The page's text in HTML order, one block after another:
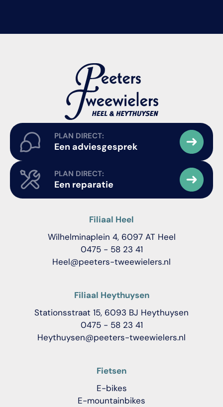
PLAN DIRECT:
Een adviesgesprek
PLAN DIRECT:
Een reparatie
Filiaal Heel
Wilhelminaplein 4, 6097 AT Heel
0475 - 58 23 41
Heel@peeters-tweewielers.nl
Filiaal Heythuysen
Stationsstraat 15, 6093 BJ Heythuysen
0475 - 58 23 41
Heythuysen@peeters-tweewielers.nl
Fietsen
E-bikes
E-mountainbikes